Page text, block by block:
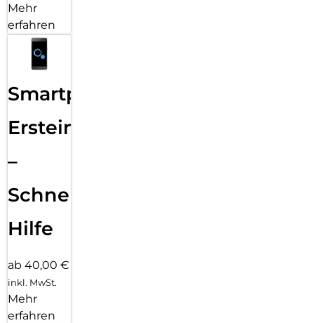
Mehr
erfahren
Smartphone
Ersteinrichtung
–
Schnelle
Hilfe
ab 40,00 €
inkl. MwSt.
Mehr
erfahren